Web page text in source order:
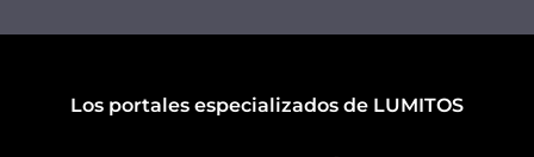
Los portales especializados de LUMITOS